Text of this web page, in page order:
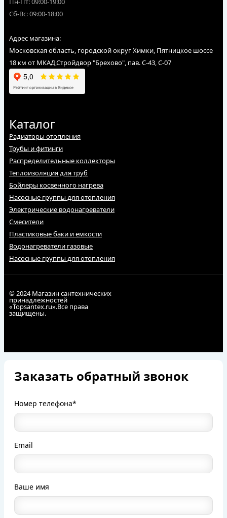
Сб-Вс: 09:00-18:00
Адрес магазина:
Московская область, городской округ Химки, Пятницкое шоссе
18 км от МКАД,Стройдвор "Брехово", пав. С-43, С-07
Каталог
Радиаторы отопления
Трубы и фитинги
Распределительные коллекторы
Теплоизоляция для труб
Бойлеры косвенного нагрева
Насосные группы для отопления
Электрические водонагреватели
Смесители
Пластиковые баки и емкости
Водонагреватели газовые
Насосные группы для отопления
© 2024 Магазин сантехнических
принадлежностей
«Topsantex.ru».Все права
защищены.
Заказать обратный звонок
Номер телефона*
Email
Ваше имя